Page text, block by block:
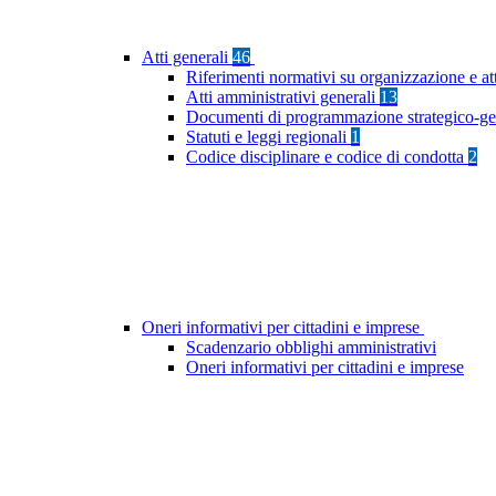
Atti generali 46
Riferimenti normativi su organizzazione e
Atti amministrativi generali 13
Documenti di programmazione strategico-
Statuti e leggi regionali 1
Codice disciplinare e codice di condotta 2
Oneri informativi per cittadini e imprese
Scadenzario obblighi amministrativi
Oneri informativi per cittadini e imprese